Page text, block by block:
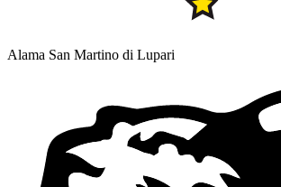
Alama San Martino di Lupari